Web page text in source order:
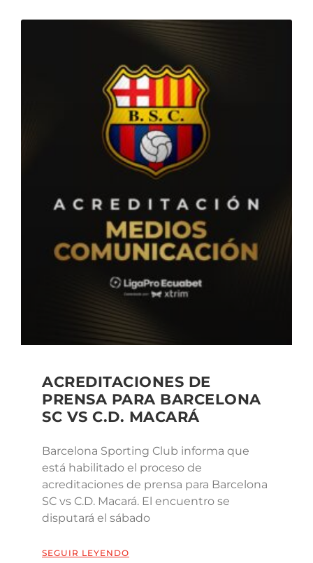
ACREDITACIONES DE
PRENSA PARA BARCELONA
SC VS C.D. MACARÁ
Barcelona Sporting Club informa que
está habilitado el proceso de
acreditaciones de prensa para Barcelona
SC vs C.D. Macará. El encuentro se
disputará el sábado
SEGUIR LEYENDO